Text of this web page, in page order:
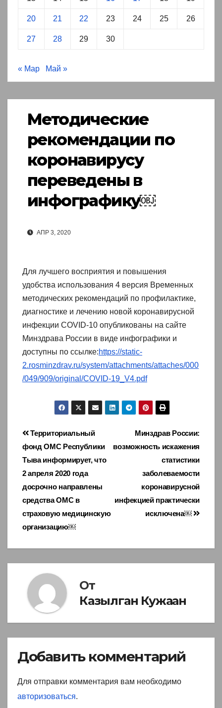
20 21 22 23 24 25 26
27 28 29 30
« Мар Май »
Методические
рекомендации по
коронавирусу
переведены в
инфографику￼
АПР 3, 2020
Для лучшего восприятия и повышения
удобства использования 4 версия Временных
методических рекомендаций по профилактике,
диагностике и лечению новой коронавирусной
инфекции COVID-10 опубликованы на сайте
Минздрава России в виде инфографики и
доступны по ссылке:https://static-
2.rosminzdrav.ru/system/attachments/attaches/000
/049/909/original/COVID-19_V4.pdf
Навигация
по
записям
Минздрав России:
возможность искажения
статистики
заболеваемости
коронавирусной
инфекцией практически
исключена￼
Территориальный
фонд ОМС Республики
Тыва информирует, что
2 апреля 2020 года
досрочно направлены
средства ОМС в
страховую медицинскую
организацию￼
От
Казылган Кужаан
Добавить комментарий
Для отправки комментария вам необходимо
авторизоваться.